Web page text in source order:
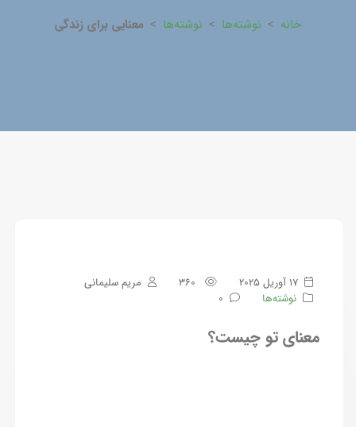
خانه > نوشته‌ها > نوشته‌ها > معنایی برای زندگی
17 آوریل 2025
مریم سلیمانی
نوشته‌ها
0
معنای تو چیست؟